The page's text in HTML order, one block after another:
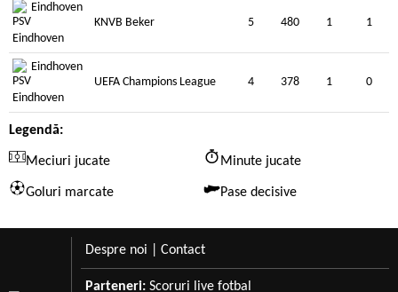
Eindhoven
KNVB Beker
5 480 1 1
Eindhoven
UEFA Champions League
4 378 1 0
Legendă:
Meciuri jucate Minute jucate
Goluri marcate Pase decisive
Despre noi Contact
Parteneri: Scoruri live fotbal